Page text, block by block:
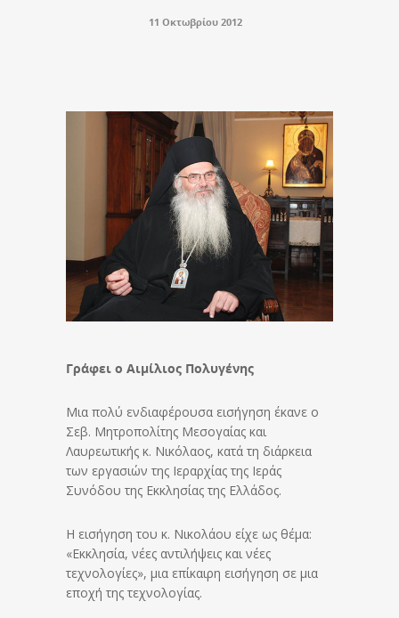
11 Οκτωβρίου 2012
Γράφει ο Αιμίλιος Πολυγένης
Μια πολύ ενδιαφέρουσα εισήγηση έκανε ο
Σεβ. Μητροπολίτης Μεσογαίας και
Λαυρεωτικής κ. Νικόλαος, κατά τη διάρκεια
των εργασιών της Ιεραρχίας της Ιεράς
Συνόδου της Εκκλησίας της Ελλάδος.
Η εισήγηση του κ. Νικολάου είχε ως θέμα:
«Εκκλησία, νέες αντιλήψεις και νέες
τεχνολογίες», μια επίκαιρη εισήγηση σε μια
εποχή της τεχνολογίας.